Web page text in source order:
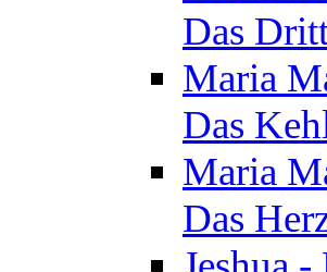
Das
Maria
Das
Maria
Das